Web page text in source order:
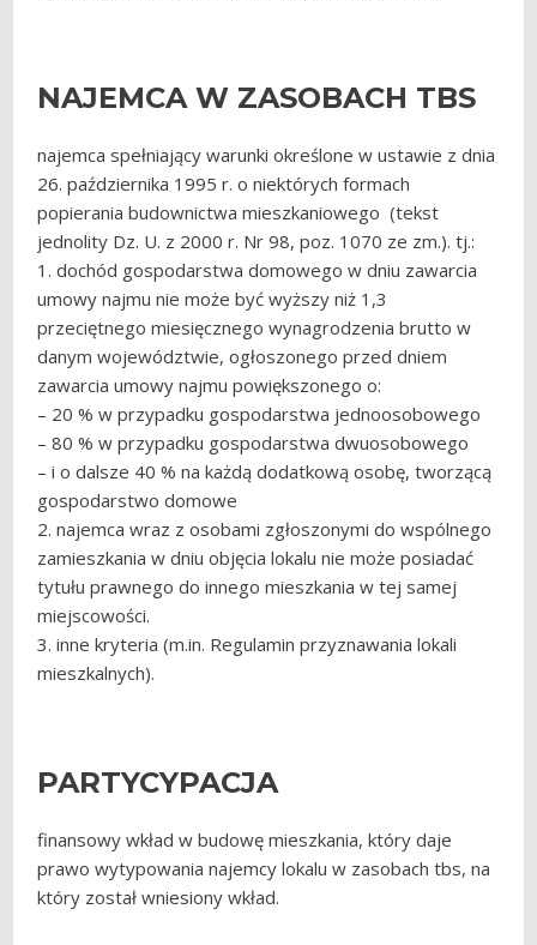
NAJEMCA W ZASOBACH TBS
najemca spełniający warunki określone w ustawie z dnia
26. października 1995 r. o niektórych formach
popierania budownictwa mieszkaniowego (tekst
jednolity Dz. U. z 2000 r. Nr 98, poz. 1070 ze zm.). tj.:
1. dochód gospodarstwa domowego w dniu zawarcia
umowy najmu nie może być wyższy niż 1,3
przeciętnego miesięcznego wynagrodzenia brutto w
danym województwie, ogłoszonego przed dniem
zawarcia umowy najmu powiększonego o:
– 20 % w przypadku gospodarstwa jednoosobowego
– 80 % w przypadku gospodarstwa dwuosobowego
– i o dalsze 40 % na każdą dodatkową osobę, tworzącą
gospodarstwo domowe
2. najemca wraz z osobami zgłoszonymi do wspólnego
zamieszkania w dniu objęcia lokalu nie może posiadać
tytułu prawnego do innego mieszkania w tej samej
miejscowości.
3. inne kryteria (m.in. Regulamin przyznawania lokali
mieszkalnych).
PARTYCYPACJA
finansowy wkład w budowę mieszkania, który daje
prawo wytypowania najemcy lokalu w zasobach tbs, na
który został wniesiony wkład.